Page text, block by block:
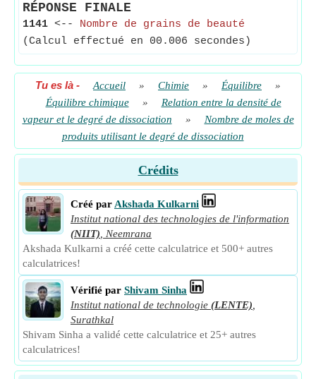
RÉPONSE FINALE
1141 <-- Nombre de grains de beauté
(Calcul effectué en 00.006 secondes)
Tu es là - Accueil » Chimie » Équilibre
»
Équilibre chimique
»
Relation entre la densité de
vapeur et le degré de dissociation
»
Nombre de moles de
produits utilisant le degré de dissociation
Crédits
Créé par Akshada Kulkarni
Institut national des technologies de l'information
(NIIT)
Neemrana
Akshada Kulkarni a créé cette calculatrice et 500+ autres
calculatrices!
Vérifié par Shivam Sinha
Institut national de technologie (LENTE)
Surathkal
Shivam Sinha a validé cette calculatrice et 25+ autres
calculatrices!